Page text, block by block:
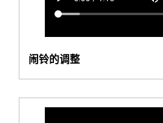
闹铃的调整